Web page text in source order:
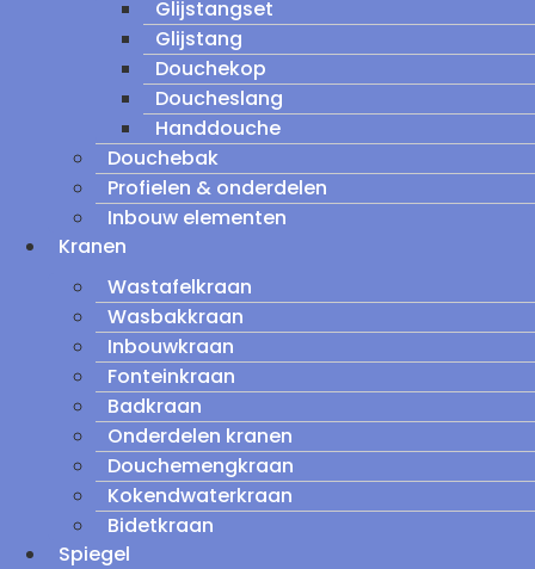
Glijstangset
Glijstang
Douchekop
Doucheslang
Handdouche
Douchebak
Profielen & onderdelen
Inbouw elementen
Kranen
Wastafelkraan
Wasbakkraan
Inbouwkraan
Fonteinkraan
Badkraan
Onderdelen kranen
Douchemengkraan
Kokendwaterkraan
Bidetkraan
Spiegel